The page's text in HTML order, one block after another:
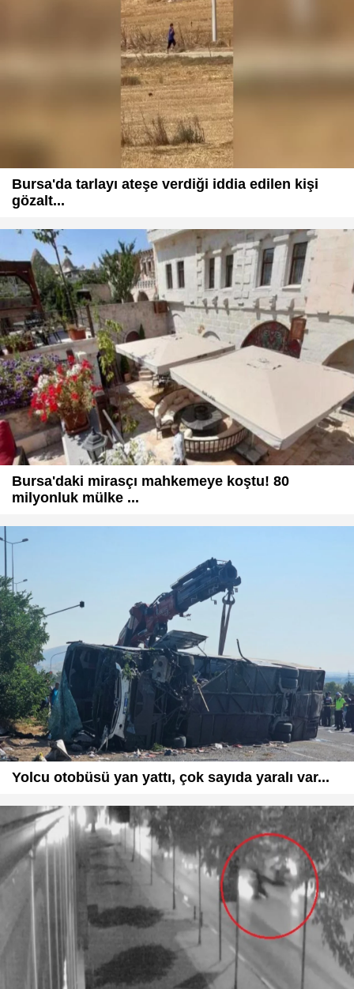
Bursa'da tarlayı ateşe verdiği iddia edilen kişi
gözalt...
Bursa'daki mirasçı mahkemeye koştu! 80
milyonluk mülke ...
Yolcu otobüsü yan yattı, çok sayıda yaralı var...